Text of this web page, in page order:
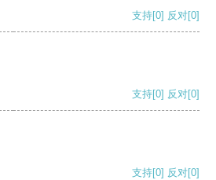
支持[0] 反对[0]
支持[0] 反对[0]
支持[0] 反对[0]